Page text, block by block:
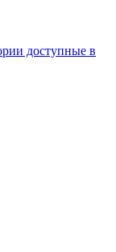
доступные в